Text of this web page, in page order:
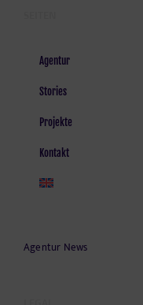
Agentur
Stories
Projekte
Kontakt
Agentur News